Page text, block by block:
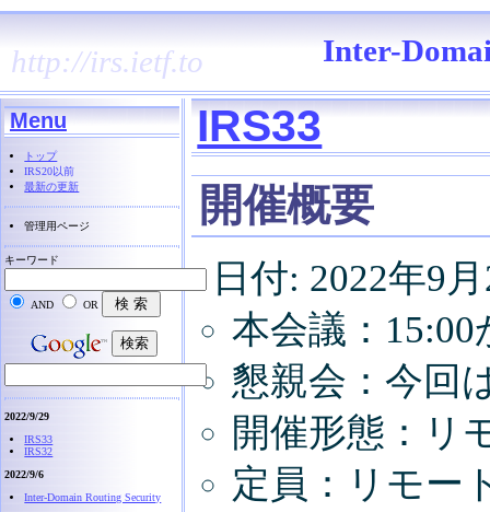
IRS33
開催概要
日付: 2022年9
本会議：
懇親会：今回
開催形態：リ
定員：リモー
Menu
トップ
IRS20以前
最新の更新
管理用ページ
キーワード
AND OR
2022/9/29
IRS33
IRS32
2022/9/6
Inter-Domain Routing Security
http://irs.ietf.to Inter-